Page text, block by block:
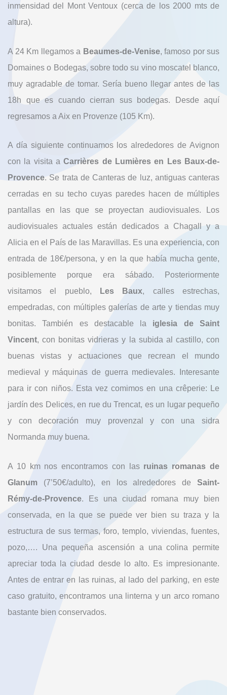
inmensidad del Mont Ventoux (cerca de los 2000 mts de
altura).
A 24 Km llegamos a Beaumes-de-Venise, famoso por sus
Domaines o Bodegas, sobre todo su vino moscatel blanco,
muy agradable de tomar. Sería bueno llegar antes de las
18h que es cuando cierran sus bodegas. Desde aquí
regresamos a Aix en Provenze (105 Km).
A día siguiente continuamos los alrededores de Avignon
con la visita aCarrières de Lumières en Les Baux-de-
Provence. Se trata de Canteras de luz, antiguas canteras
cerradas en su techo cuyas paredes hacen de múltiples
pantallas en las que se proyectan audiovisuales. Los
audiovisuales actuales están dedicados a Chagall y a
Alicia en el País de las Maravillas. Es una experiencia, con
entrada de 18€/persona, y en la que había mucha gente,
posiblemente porque era sábado. Posteriormente
visitamos el pueblo,
Les Baux, calles estrechas,
empedradas, con múltiples galerías de arte y tiendas muy
bonitas. También es destacable la iglesia de Saint
Vincent, con bonitas vidrieras y la subida al castillo, con
buenas vistas y actuaciones que recrean el mundo
medieval y máquinas de guerra medievales. Interesante
para ir con niños. Esta vez comimos en una crêperie: Le
jardín des Delices, en rue du Trencat, es un lugar pequeño
y con decoración muy provenzal y con una sidra
Normanda muy buena.
A 10 km nos encontramos con las ruinas romanas de
Glanum (7’50€/adulto), en los alrededores de Saint-
Rémy-de-Provence. Es una ciudad romana muy bien
conservada, en la que se puede ver bien su traza y la
estructura de sus termas, foro, templo, viviendas, fuentes,
pozo,…. Una pequeña ascensión a una colina permite
apreciar toda la ciudad desde lo alto. Es impresionante.
Antes de entrar en las ruinas, al lado del parking, en este
caso gratuito, encontramos una linterna y un arco romano
bastante bien conservados.